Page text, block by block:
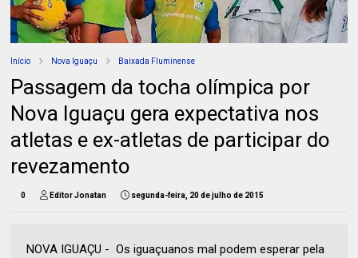
Início Nova Iguaçu Baixada Fluminense
Passagem da tocha olímpica por
Nova Iguaçu gera expectativa nos
atletas e ex-atletas de participar do
revezamento
0 Editor Jonatan segunda-feira, 20 de julho de 2015
NOVA IGUAÇU - Os iguaçuanos mal podem esperar pela